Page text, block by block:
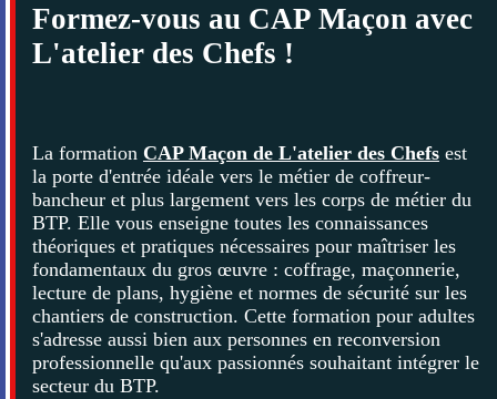
Formez-vous au CAP Maçon avec
L'atelier des Chefs !
La formation CAP Maçon de L'atelier des Chefs est
la porte d'entrée idéale vers le métier de coffreur-
bancheur et plus largement vers les corps de métier du
BTP. Elle vous enseigne toutes les connaissances
théoriques et pratiques nécessaires pour maîtriser les
fondamentaux du gros œuvre : coffrage, maçonnerie,
lecture de plans, hygiène et normes de sécurité sur les
chantiers de construction. Cette formation pour adultes
s'adresse aussi bien aux personnes en reconversion
professionnelle qu'aux passionnés souhaitant intégrer le
secteur du BTP.